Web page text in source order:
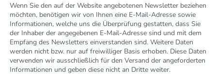
Wenn Sie den auf der Website angebotenen Newsletter beziehen
möchten, benötigen wir von Ihnen eine E-Mail-Adresse sowie
Informationen, welche uns die Überprüfung gestatten, dass Sie
der Inhaber der angegebenen E-Mail-Adresse sind und mit dem
Empfang des Newsletters einverstanden sind. Weitere Daten
werden nicht bzw. nur auf freiwilliger Basis erhoben. Diese Daten
verwenden wir ausschließlich für den Versand der angeforderten
Informationen und geben diese nicht an Dritte weiter.